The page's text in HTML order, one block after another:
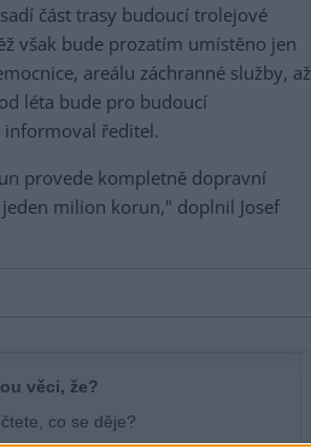
část trasy budoucí trolejové
však bude prozatím umístěno jen
areálu záchranné služby, až
léta bude pro budoucí
informoval ředitel.
provede kompletně dopravní
milion korun," doplnil Josef